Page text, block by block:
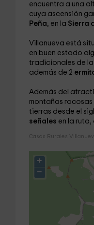
encuentra a una
cuya ascensión
Peña, en la Sierra
Villanueva está
en buen estado
tradicionales de la
además de 2
Además del
montañas rocosas
tierras desde el
señales en la ruta,
Casas Rurales
+
−